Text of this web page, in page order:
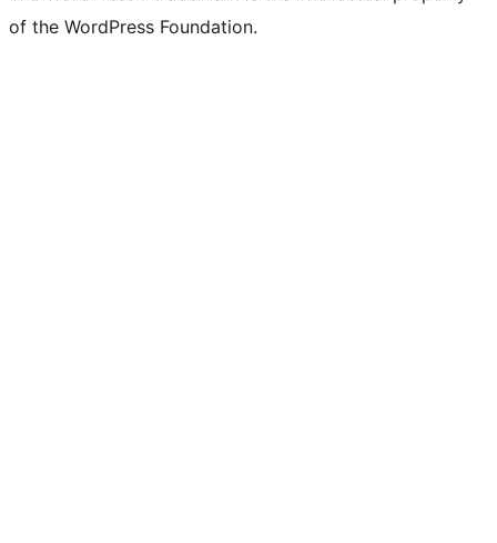
of the WordPress Foundation.